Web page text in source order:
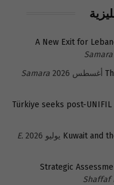
A New Exit for
Samara
Türkiye seeks post-
Kuwait and
E.
Strategic
Shaffaf